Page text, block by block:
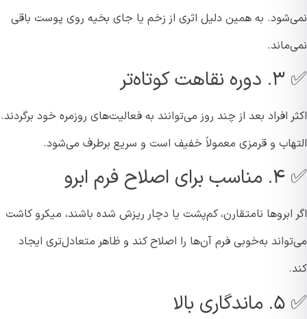
به همین دلیل اثری از زخم یا جای بخیه روی پوست باقی
افراد بعد از چند روز می‌توانند به فعالیت‌های روزمره خود برگردند.
و قرمزی معمولاً خفیف است و سریع برطرف می‌شود.
ابرو
ابروها نامتقارن، کم‌پشت یا دچار ریزش شده باشند، میکرو کاشت
به‌خوبی فرم آن‌ها را اصلاح کند و ظاهر متعادل‌تری ایجاد